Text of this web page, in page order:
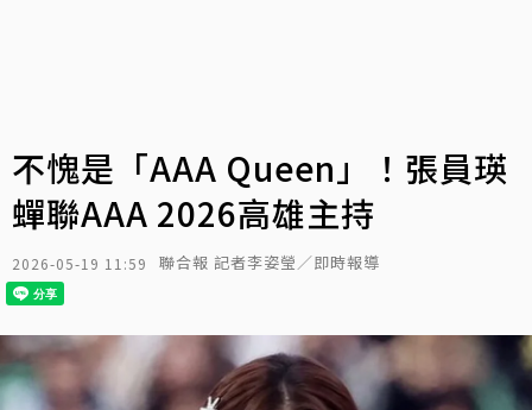
不愧是「AAA Queen」！張員瑛
蟬聯AAA 2026高雄主持
2026-05-19 11:59 聯合報 記者李姿瑩／即時報導